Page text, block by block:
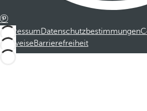
ImpressumDatenschutzbestimmungen
HinweiseBarrierefreiheit